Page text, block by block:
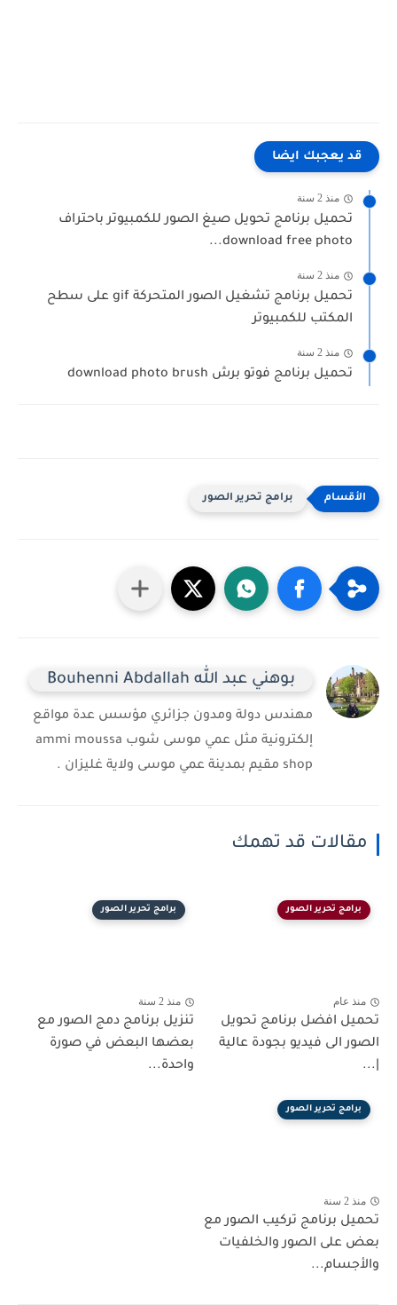
قد يعجبك ايضا
منذ 2 سنة
تحميل برنامج تحويل صيغ الصور للكمبيوتر باحتراف
download free photo...
منذ 2 سنة
تحميل برنامج تشغيل الصور المتحركة gif على سطح
المكتب للكمبيوتر
منذ 2 سنة
تحميل برنامج فوتو برش download photo brush
برامج تحرير الصور
بوهني عبد الله Bouhenni Abdallah
مهندس دولة ومدون جزائري مؤسس عدة مواقع
إلكترونية مثل عمي موسى شوب ammi moussa
shop مقيم بمدينة عمي موسى ولاية غليزان .
مقالات قد تهمك
برامج تحرير الصور
منذ عام
تحميل افضل برنامج تحويل
الصور الى فيديو بجودة عالية
|...
برامج تحرير الصور
منذ 2 سنة
تنزيل برنامج دمج الصور مع
بعضها البعض في صورة
واحدة...
برامج تحرير الصور
منذ 2 سنة
تحميل برنامج تركيب الصور مع
بعض على الصور والخلفيات
والأجسام...